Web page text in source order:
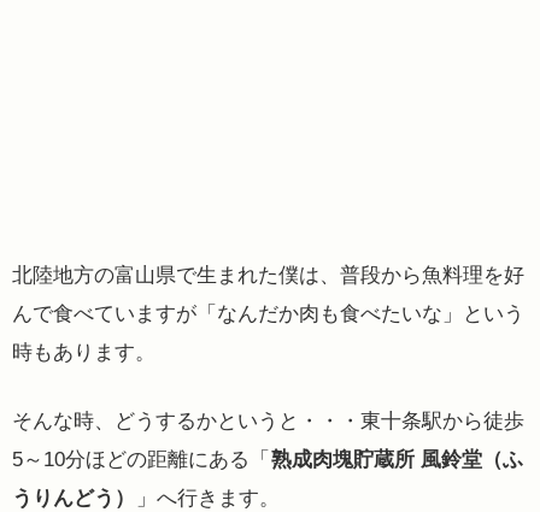
北陸地方の富山県で生まれた僕は、普段から魚料理を好
んで食べていますが「なんだか肉も食べたいな」という
時もあります。
そんな時、どうするかというと・・・東十条駅から徒歩
5～10分ほどの距離にある「 熟成肉塊貯蔵所 風鈴堂（ふ
うりんどう）
」へ行きます。